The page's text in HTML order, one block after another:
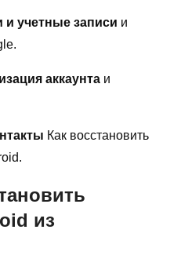
и учетные записи и
аккаунта и
Как восстановить
из